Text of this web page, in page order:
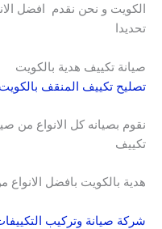
الكويت و نحن نقدم افضل
تحديدا
صيانة تكييف هدية بالكويت
تصليح تكييف المنقف بالكويت
نقوم بصيانه كل الانواع من
تكييف
هدية بالكويت بافضل الانواع
شركة صيانة وتركيب